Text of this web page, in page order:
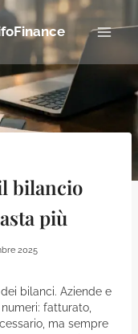
bilancio
più
2025
bilanci. Aziende e
fatturato,
ma sempre